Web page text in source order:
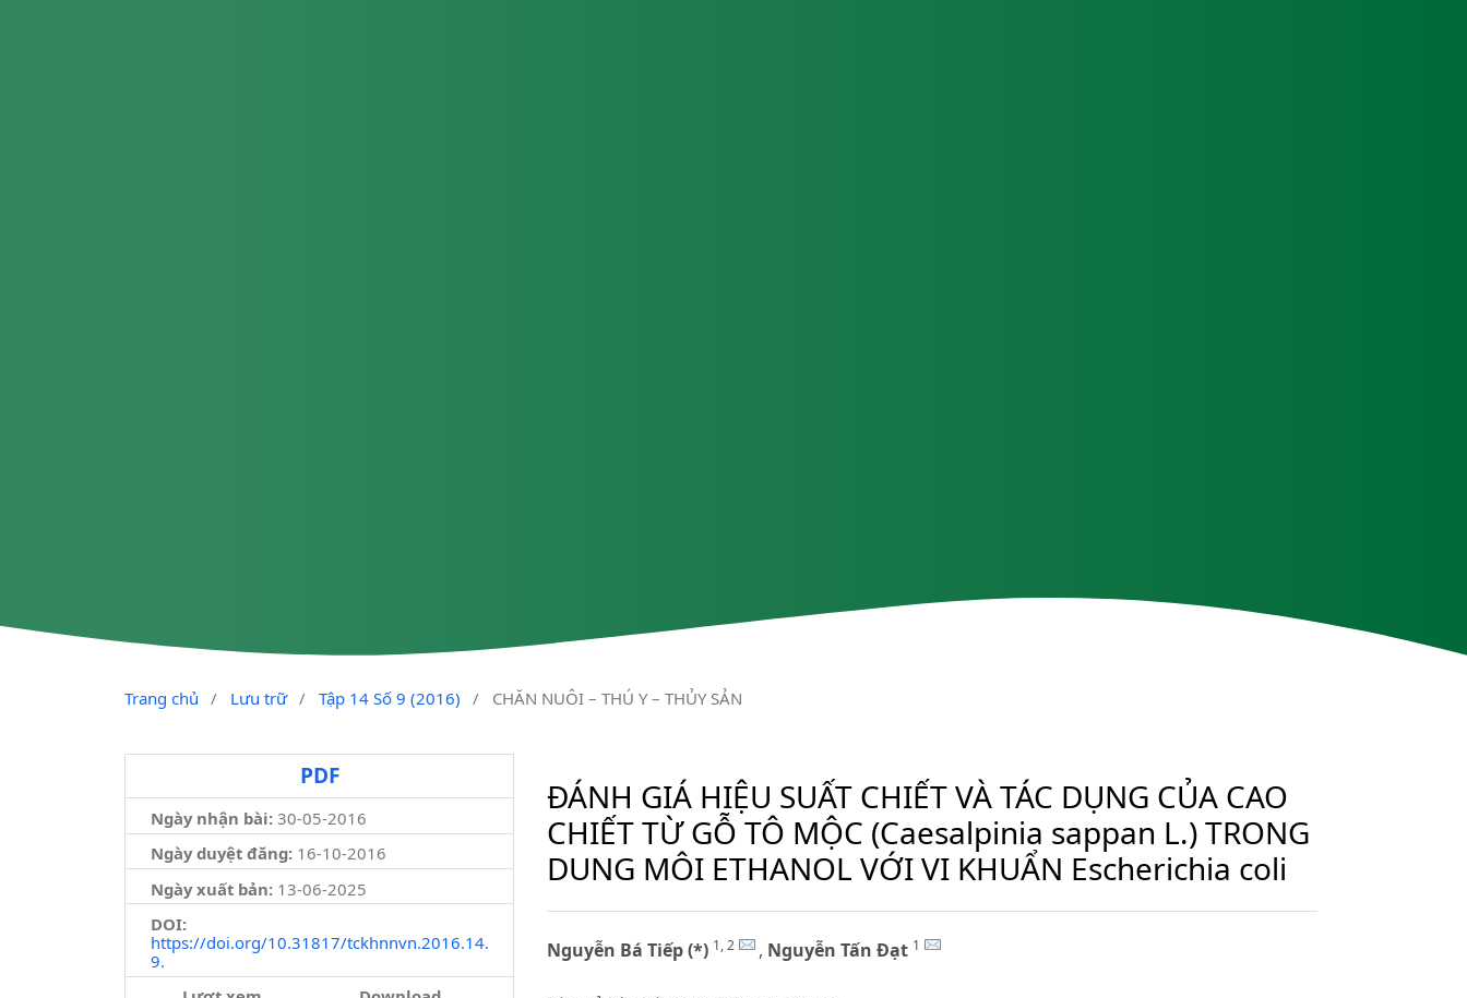
Trang chủ / Lưu trữ / Tập 14 Số 9 (2016) / CHĂN NUÔI – THÚ Y – THỦY SẢN
PDF
Ngày nhận bài: 30-05-2016
Ngày duyệt đăng:16-10-2016
Ngày xuất bản: 13-06-2025
DOI:
https://doi.org/10.31817/tckhnnvn.2016.14.
9.
ĐÁNH GIÁ HIỆU SUẤT CHIẾT VÀ TÁC DỤNG CỦA CAO
CHIẾT TỪ GỖ TÔ MỘC (Caesalpinia sappan L.) TRONG
DUNG MÔI ETHANOL VỚI VI KHUẨN Escherichia coli
Nguyễn Bá Tiếp (*) 1, 2 , Nguyễn Tấn Đạt 1